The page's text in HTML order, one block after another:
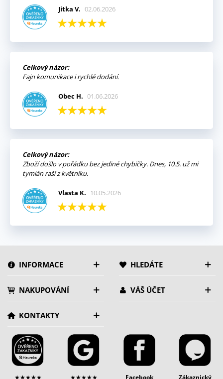
Jitka V. 02.06.2026
Celkový názor:
Fajn komunikace i rychlé dodání.
Obec H. 01.06.2026
Celkový názor:
Zboží došlo v pořádku bez jediné chybičky. Dnes, 10.5. už mi
tymián raší z květníku.
Vlasta K. 10.05.2026
INFORMACE HLEDÁTE
NAKUPOVÁNÍ VÁŠ ÚČET
KONTAKTY
★★★★★ ★★★★★ Facebook Zákaznický